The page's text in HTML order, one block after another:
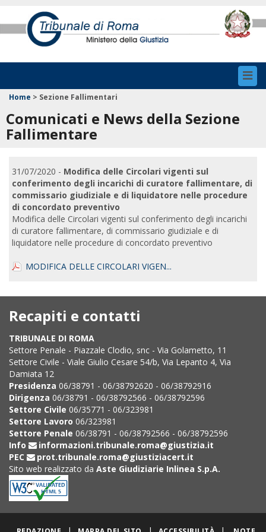
Home > Sezione Fallimentari
Comunicati e News della Sezione
Fallimentare
31/07/2020 - Modifica delle Circolari vigenti sul
conferimento degli incarichi di curatore fallimentare, di
commissario giudiziale e di liquidatore nelle procedure
di concordato preventivo
Modifica delle Circolari vigenti sul conferimento degli incarichi
di curatore fallimentare, di commissario giudiziale e di
liquidatore nelle procedure di concordato preventivo
MODIFICA DELLE CIRCOLARI VIGEN...
Recapiti e contatti
TRIBUNALE DI ROMA
Settore Penale - Piazzale Clodio, snc - Via Golametto, 11
Settore Civile - Viale Giulio Cesare 54/b, Via Lepanto 4, Via
Damiata 12
Presidenza 06/38791 - 06/38792620 - 06/38792916
Dirigenza 06/38791 - 06/38792566 - 06/38792596
Settore Civile 06/35771 - 06/323981
Settore Lavoro 06/323981
Settore Penale 06/38791 - 06/38792566 - 06/38792596
Info
informazioni.tribunale.roma@giustizia.it
PEC
prot.tribunale.roma@giustiziacert.it
Sito web realizzato da Aste Giudiziarie Inlinea S.p.A.